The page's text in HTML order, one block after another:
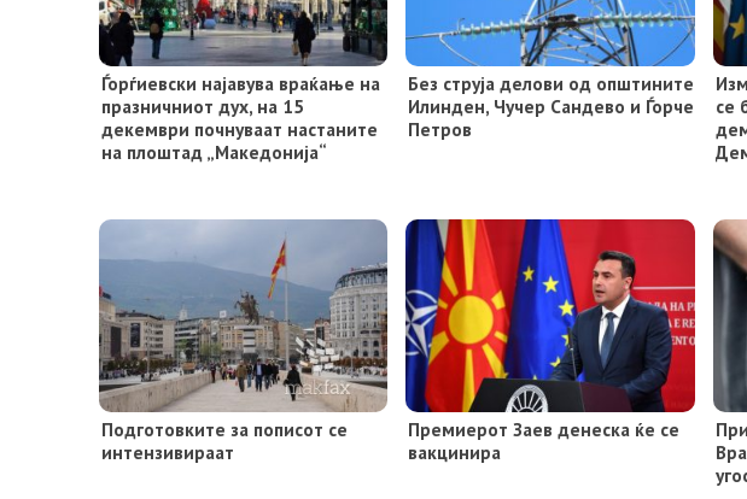
Ѓорѓиевски најавува враќање на
празничниот дух, на 15
декември почнуваат настаните
на плоштад „Македонија“
Без струја делови од општините
Илинден, Чучер Сандево и Ѓорче
Петров
се
Подготовките за пописот се
интензивираат
Премиерот Зaев денеска ќе се
вакцинира